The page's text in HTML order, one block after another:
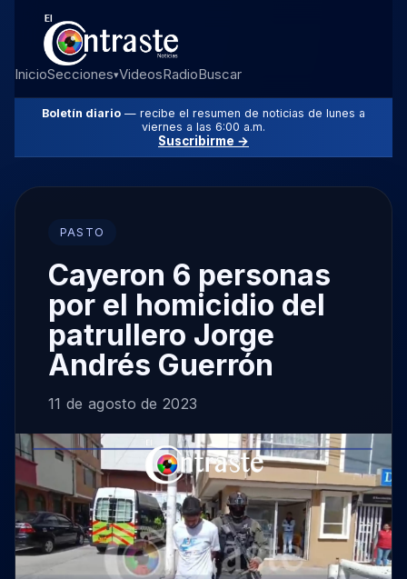
InicioSecciones▾VideosRadioBuscar
Boletín diario — recibe el resumen de noticias de lunes a
viernes a las 6:00 a.m.
Suscribirme →
PASTO
Cayeron 6 personas
por el homicidio del
patrullero Jorge
Andrés Guerrón
11 de agosto de 2023